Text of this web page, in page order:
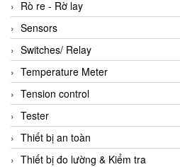
Rò re - Rờ lay
Sensors
Switches/ Relay
Temperature Meter
Tension control
Tester
Thiết bị an toàn
Thiết bị đo lường & Kiểm tra